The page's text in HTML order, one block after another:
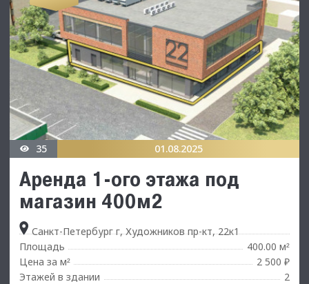
35 01.08.2025
Аренда 1-ого этажа под
магазин 400м2
Санкт-Петербург г, Художников пр-кт, 22к1
Площадь
400.00 м²
Цена за м²
2 500 ₽
Этажей в здании
2